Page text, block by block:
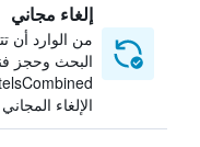
إلغاء مجاني
من الوارد أن
البحث وحجز
الإلغاء المجاني